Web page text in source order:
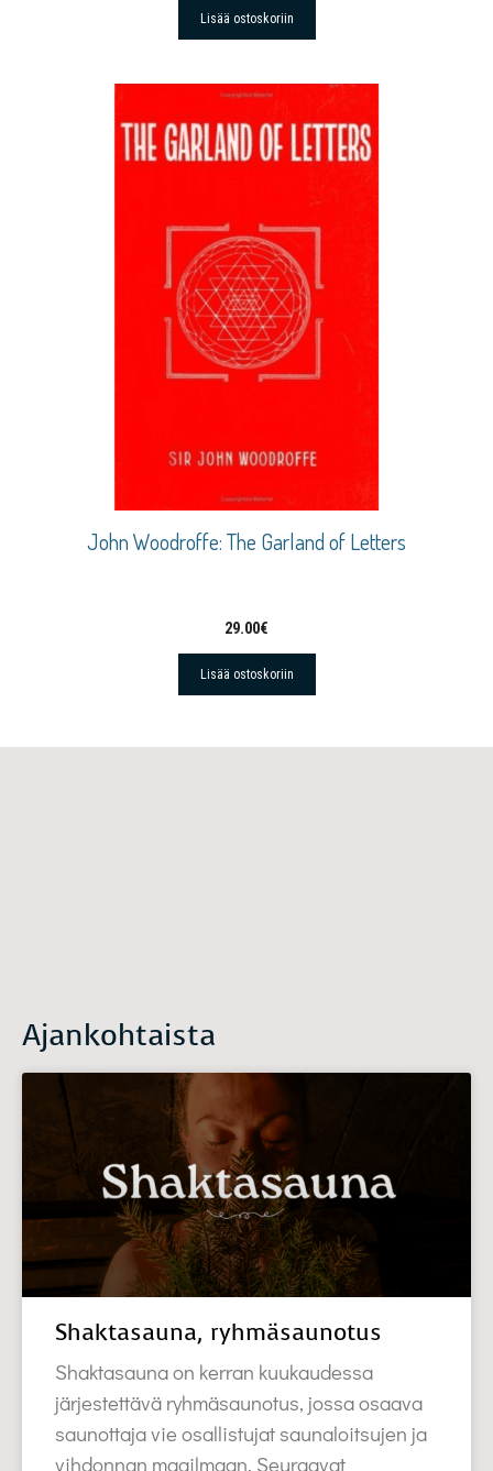
Lisää ostoskoriin
John Woodroffe: The Garland of Letters
29.00€
Lisää ostoskoriin
Ajankohtaista
Shaktasauna, ryhmäsaunotus
Shaktasauna on kerran kuukaudessa
järjestettävä ryhmäsaunotus, jossa osaava
saunottaja vie osallistujat saunaloitsujen ja
vihdonnan maailmaan. Seuraavat